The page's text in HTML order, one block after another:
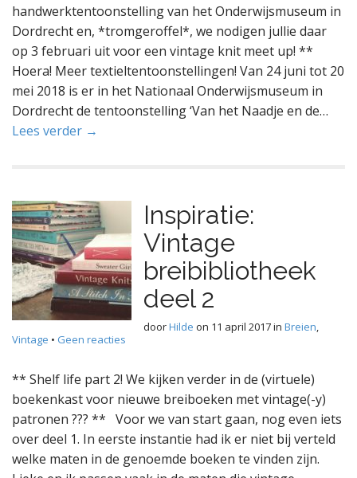
handwerktentoonstelling van het Onderwijsmuseum in
Dordrecht en, *tromgeroffel*, we nodigen jullie daar
op 3 februari uit voor een vintage knit meet up! **
Hoera! Meer textieltentoonstellingen! Van 24 juni tot 20
mei 2018 is er in het Nationaal Onderwijsmuseum in
Dordrecht de tentoonstelling ‘Van het Naadje en de…
Lees verder →
Inspiratie:
Vintage
breibibliotheek
deel 2
doorHilde on 11 april 2017in Breien,
Vintage • Geen reacties
** Shelf life part 2! We kijken verder in de (virtuele)
boekenkast voor nieuwe breiboeken met vintage(-y)
patronen ??? ** Voor we van start gaan, nog even iets
over deel 1. In eerste instantie had ik er niet bij verteld
welke maten in de genoemde boeken te vinden zijn.